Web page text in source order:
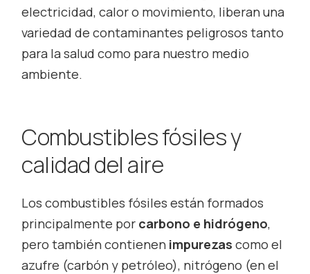
electricidad, calor o movimiento, liberan una
variedad de contaminantes peligrosos tanto
para la salud como para nuestro medio
ambiente.
Combustibles fósiles y
calidad del aire
Los combustibles fósiles están formados
principalmente por carbono e hidrógeno,
pero también contienen impurezascomo el
azufre (carbón y petróleo), nitrógeno (en el